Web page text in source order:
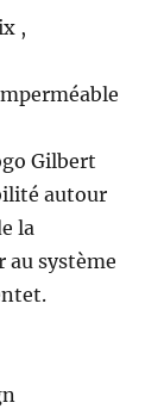
,
Gilbert
autour
la
au système